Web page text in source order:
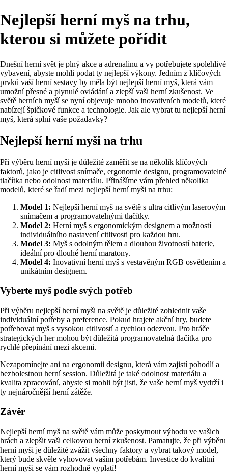
Nejlepší herní myš na trhu,
kterou si můžete pořídit
Dnešní herní svět je plný akce a adrenalinu a vy potřebujete spolehlivé
vybavení, abyste mohli podat ty nejlepší výkony. Jedním z klíčových
prvků vaší herní sestavy by měla být nejlepší herní myš, která vám
umožní přesné a plynulé ovládání a zlepší vaši herní zkušenost. Ve
světě herních myší se nyní objevuje mnoho inovativních modelů, které
nabízejí špičkové funkce a technologie. Jak ale vybrat tu nejlepší herní
myš, která splní vaše požadavky?
Nejlepší herní myši na trhu
Při výběru herní myši je důležité zaměřit se na několik klíčových
faktorů, jako je citlivost snímače, ergonomie designu, programovatelné
tlačítka nebo odolnost materiálu. Přinášíme vám přehled několika
modelů, které se řadí mezi nejlepší herní myši na trhu:
Model 1: Nejlepší herní myš na světě s ultra citlivým laserovým
snímačem a programovatelnými tlačítky.
Model 2: Herní myš s ergonomickým designem a možností
individuálního nastavení citlivosti pro každou hru.
Model 3: Myš s odolným tělem a dlouhou životností baterie,
ideální pro dlouhé herní maratony.
Model 4: Inovativní herní myš s vestavěným RGB osvětlením a
unikátním designem.
Vyberte myš podle svých potřeb
Při výběru nejlepší herní myši na světě je důležité zohlednit vaše
individuální potřeby a preference. Pokud hrajete akční hry, budete
potřebovat myš s vysokou citlivostí a rychlou odezvou. Pro hráče
strategických her mohou být důležitá programovatelná tlačítka pro
rychlé přepínání mezi akcemi.
Nezapomínejte ani na ergonomii designu, která vám zajistí pohodlí a
bezbolestnou herní session. Důležitá je také odolnost materiálu a
kvalita zpracování, abyste si mohli být jisti, že vaše herní myš vydrží i
ty nejnáročnější herní zátěže.
Závěr
Nejlepší herní myš na světě vám může poskytnout výhodu ve vašich
hrách a zlepšit vaši celkovou herní zkušenost. Pamatujte, že při výběru
herní myši je důležité zvážit všechny faktory a vybrat takový model,
který bude skvěle vyhovovat vašim potřebám. Investice do kvalitní
herní myši se vám rozhodně vyplatí!